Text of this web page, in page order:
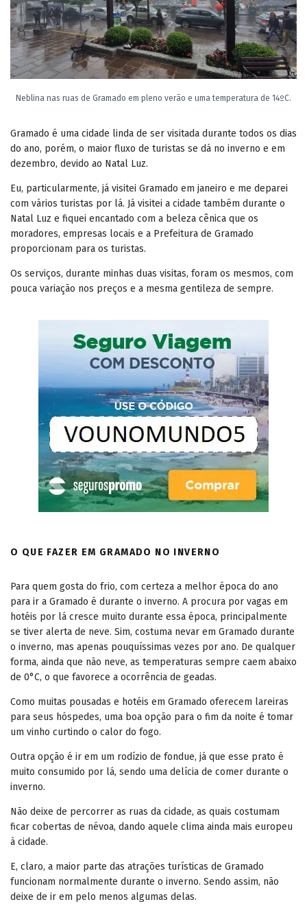
Neblina nas ruas de Gramado em pleno verão e uma temperatura de 14ºC.
Gramado é uma cidade linda de ser visitada durante todos os dias
do ano, porém, o maior fluxo de turistas se dá no inverno e em
dezembro, devido ao Natal Luz.
Eu, particularmente, já visitei Gramado em janeiro e me deparei
com vários turistas por lá. Já visitei a cidade também durante o
Natal Luz e fiquei encantado com a beleza cênica que os
moradores, empresas locais e a Prefeitura de Gramado
proporcionam para os turistas.
Os serviços, durante minhas duas visitas, foram os mesmos, com
pouca variação nos preços e a mesma gentileza de sempre.
O QUE FAZER EM GRAMADO NO INVERNO
Para quem gosta do frio, com certeza a melhor época do ano
para ir a Gramado é durante o inverno. A procura por vagas em
hotéis por lá cresce muito durante essa época, principalmente
se tiver alerta de neve. Sim, costuma nevar em Gramado durante
o inverno, mas apenas pouquíssimas vezes por ano. De qualquer
forma, ainda que não neve, as temperaturas sempre caem abaixo
de 0°C, o que favorece a ocorrência de geadas.
Como muitas pousadas e hotéis em Gramado oferecem lareiras
para seus hóspedes, uma boa opção para o fim da noite é tomar
um vinho curtindo o calor do fogo.
Outra opção é ir em um rodízio de fondue, já que esse prato é
muito consumido por lá, sendo uma delícia de comer durante o
inverno.
Não deixe de percorrer as ruas da cidade, as quais costumam
ficar cobertas de névoa, dando aquele clima ainda mais europeu
à cidade.
E, claro, a maior parte das atrações turísticas de Gramado
funcionam normalmente durante o inverno. Sendo assim, não
deixe de ir em pelo menos algumas delas.